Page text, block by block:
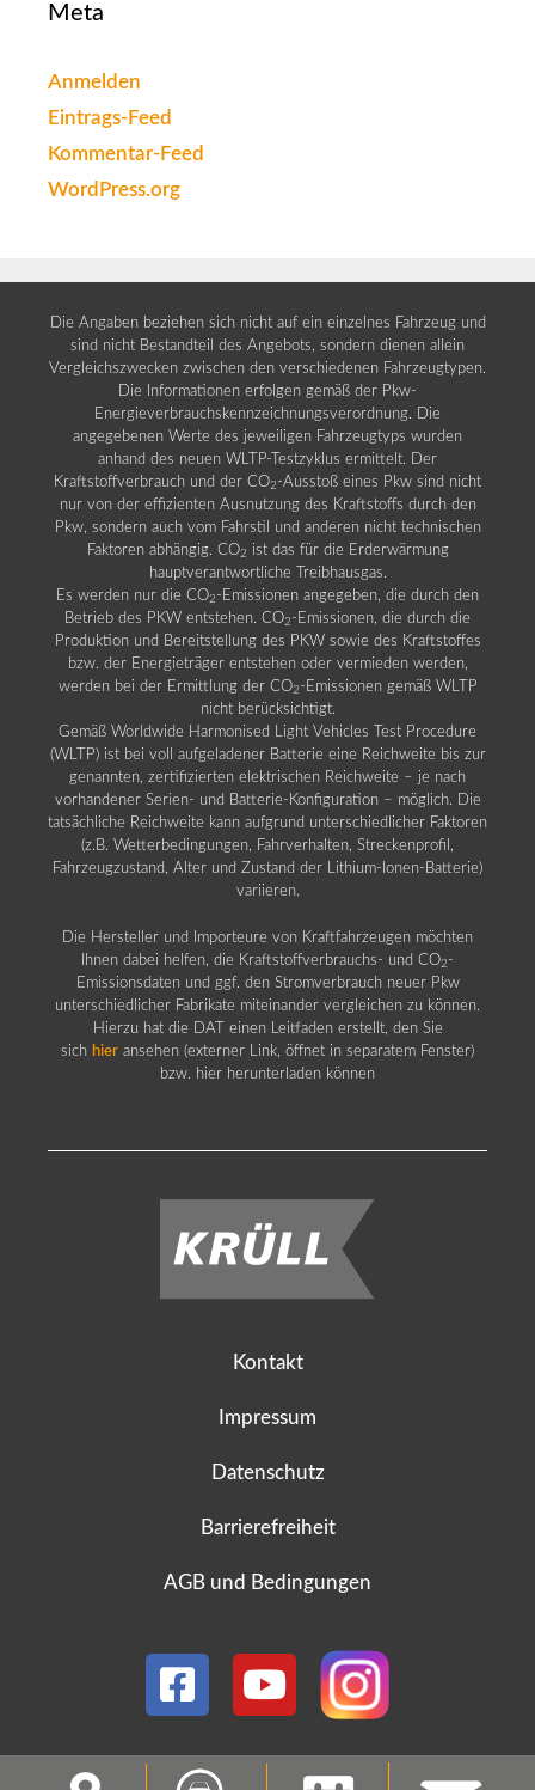
Meta
Anmelden
Eintrags-Feed
Kommentar-Feed
WordPress.org
Die Angaben beziehen sich nicht auf ein einzelnes Fahrzeug und
sind nicht Bestandteil des Angebots, sondern dienen allein
Vergleichszwecken zwischen den verschiedenen Fahrzeugtypen.
Die Informationen erfolgen gemäß der Pkw-
Energieverbrauchskennzeichnungsverordnung. Die
angegebenen Werte des jeweiligen Fahrzeugtyps wurden
anhand des neuen WLTP-Testzyklus ermittelt. Der
Kraftstoffverbrauch und der CO2 -Ausstoß eines Pkw sind nicht
nur von der effizienten Ausnutzung des Kraftstoffs durch den
Pkw, sondern auch vom Fahrstil und anderen nicht technischen
Faktoren abhängig. CO2 ist das für die Erderwärmung
hauptverantwortliche Treibhausgas.
Es werden nur die CO2 -Emissionen angegeben, die durch den
Betrieb des PKW entstehen. CO2 -Emissionen, die durch die
Produktion und Bereitstellung des PKW sowie des Kraftstoffes
bzw. der Energieträger entstehen oder vermieden werden,
werden bei der Ermittlung der CO2 -Emissionen gemäß WLTP
nicht berücksichtigt.
Gemäß Worldwide Harmonised Light Vehicles Test Procedure
(WLTP) ist bei voll aufgeladener Batterie eine Reichweite bis zur
genannten, zertifizierten elektrischen Reichweite – je nach
vorhandener Serien- und Batterie-Konfiguration – möglich. Die
tatsächliche Reichweite kann aufgrund unterschiedlicher Faktoren
(z.B. Wetterbedingungen, Fahrverhalten, Streckenprofil,
Fahrzeugzustand, Alter und Zustand der Lithium-Ionen-Batterie)
variieren.
Die Hersteller und Importeure von Kraftfahrzeugen möchten
Ihnen dabei helfen, die Kraftstoffverbrauchs- und CO2 -
Emissionsdaten und ggf. den Stromverbrauch neuer Pkw
unterschiedlicher Fabrikate miteinander vergleichen zu können.
Hierzu hat die DAT einen Leitfaden erstellt, den Sie
sich hier ansehen (externer Link, öffnet in separatem Fenster)
bzw. hier herunterladen können
Kontakt
Impressum
Datenschutz
Barrierefreiheit
AGB und Bedingungen